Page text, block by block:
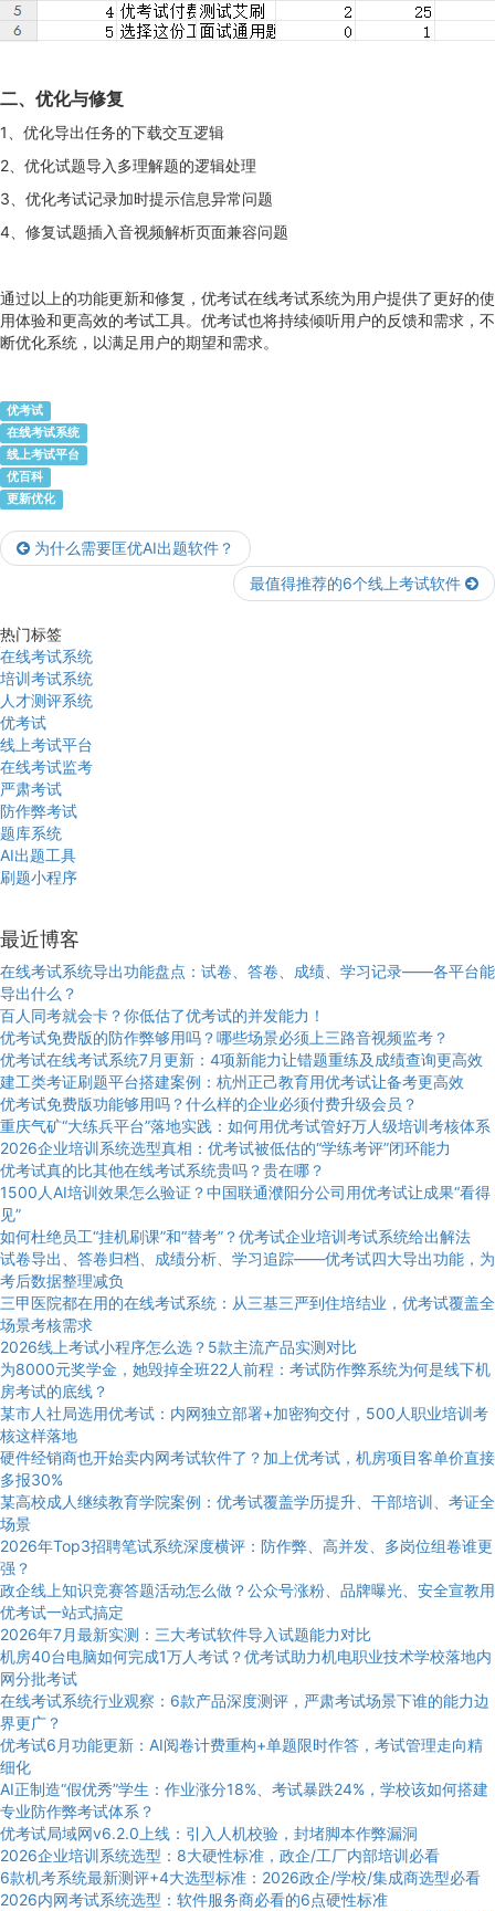
二、优化与修复
1、优化导出任务的下载交互逻辑
2、优化试题导入多理解题的逻辑处理
3、优化考试记录加时提示信息异常问题
4、修复试题插入音视频解析页面兼容问题
通过以上的功能更新和修复，优考试在线考试系统为用户提供了更好的使
用体验和更高效的考试工具。优考试也将持续倾听用户的反馈和需求，不
断优化系统，以满足用户的期望和需求。
优考试
在线考试系统
线上考试平台
优百科
更新优化
为什么需要匡优AI出题软件？
最值得推荐的6个线上考试软件
热门标签
在线考试系统
培训考试系统
人才测评系统
优考试
线上考试平台
在线考试监考
严肃考试
防作弊考试
题库系统
AI出题工具
刷题小程序
最近博客
在线考试系统导出功能盘点：试卷、答卷、成绩、学习记录——各平台能
导出什么？
百人同考就会卡？你低估了优考试的并发能力！
优考试免费版的防作弊够用吗？哪些场景必须上三路音视频监考？
优考试在线考试系统7月更新：4项新能力让错题重练及成绩查询更高效
建工类考证刷题平台搭建案例：杭州正己教育用优考试让备考更高效
优考试免费版功能够用吗？什么样的企业必须付费升级会员？
重庆气矿“大练兵平台”落地实践：如何用优考试管好万人级培训考核体系
2026企业培训系统选型真相：优考试被低估的“学练考评”闭环能力
优考试真的比其他在线考试系统贵吗？贵在哪？
1500人AI培训效果怎么验证？中国联通濮阳分公司用优考试让成果“看得
见”
如何杜绝员工“挂机刷课”和“替考”？优考试企业培训考试系统给出解法
试卷导出、答卷归档、成绩分析、学习追踪——优考试四大导出功能，为
考后数据整理减负
三甲医院都在用的在线考试系统：从三基三严到住培结业，优考试覆盖全
场景考核需求
2026线上考试小程序怎么选？5款主流产品实测对比
为8000元奖学金，她毁掉全班22人前程：考试防作弊系统为何是线下机
房考试的底线？
某市人社局选用优考试：内网独立部署+加密狗交付，500人职业培训考
核这样落地
硬件经销商也开始卖内网考试软件了？加上优考试，机房项目客单价直接
多报30%
某高校成人继续教育学院案例：优考试覆盖学历提升、干部培训、考证全
场景
2026年Top3招聘笔试系统深度横评：防作弊、高并发、多岗位组卷谁更
强？
政企线上知识竞赛答题活动怎么做？公众号涨粉、品牌曝光、安全宣教用
优考试一站式搞定
2026年7月最新实测：三大考试软件导入试题能力对比
机房40台电脑如何完成1万人考试？优考试助力机电职业技术学校落地内
网分批考试
在线考试系统行业观察：6款产品深度测评，严肃考试场景下谁的能力边
界更广？
优考试6月功能更新：AI阅卷计费重构+单题限时作答，考试管理走向精
细化
AI正制造“假优秀”学生：作业涨分18%、考试暴跌24%，学校该如何搭建
专业防作弊考试体系？
优考试局域网v6.2.0上线：引入人机校验，封堵脚本作弊漏洞
2026企业培训系统选型：8大硬性标准，政企/工厂内部培训必看
6款机考系统最新测评+4大选型标准：2026政企/学校/集成商选型必看
2026内网考试系统选型：软件服务商必看的6点硬性标准